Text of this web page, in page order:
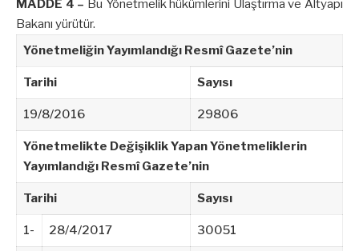
MADDE 4 – Bu Yönetmelik hükümlerini Ulaştırma ve Altyapı
Bakanı yürütür.
Yönetmeliğin Yayımlandığı Resmî Gazete’nin
Tarihi Sayısı
19/8/2016 29806
Yönetmelikte Değişiklik Yapan Yönetmeliklerin
Yayımlandığı Resmî Gazete’nin
Tarihi Sayısı
1- 28/4/2017 30051